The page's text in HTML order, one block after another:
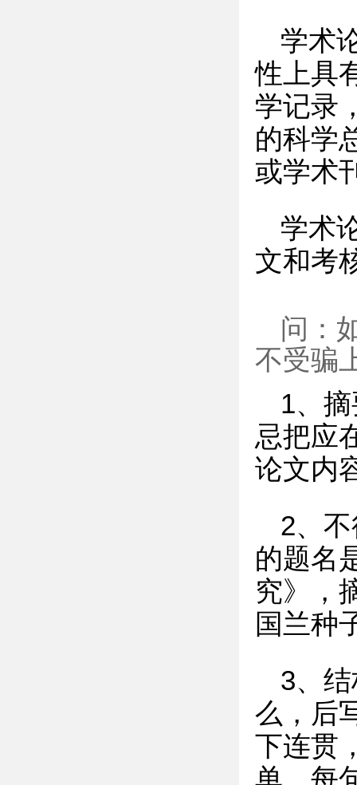
学术
性上具
学记录
的科学
或学术
学术
文和考
问：
不受骗
1、
忌把应
论文内
2、
的题名
究》，
国兰种
3、
么，后
下连贯
单。每